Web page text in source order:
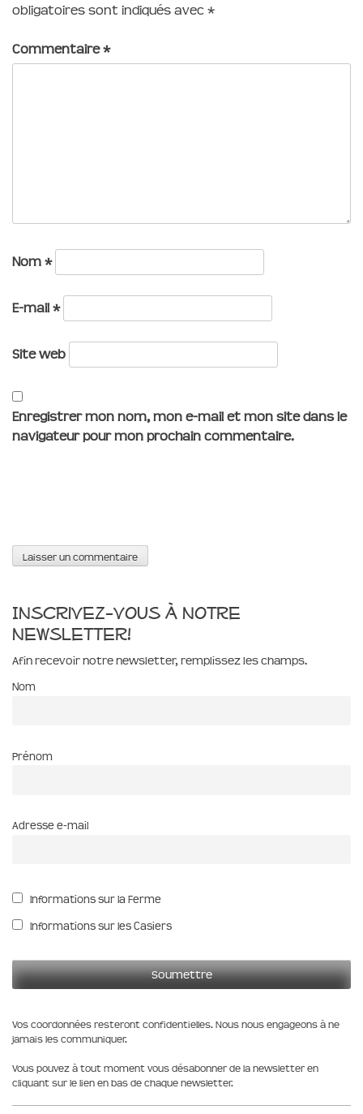
obligatoires sont indiqués avec *
Commentaire*
Nom *
E-mail *
Site web
Enregistrer mon nom, mon e-mail et mon site dans le
navigateur pour mon prochain commentaire.
Inscrivez-vous à notre
newsletter!
Afin recevoir notre newsletter, remplissez les champs.
Nom
Prénom
Adresse e-mail
Informations sur la Ferme
Informations sur les Casiers
Vos coordonnées resteront confidentielles. Nous nous engageons à ne
jamais les communiquer.
Vous pouvez à tout moment vous désabonner de la newsletter en
cliquant sur le lien en bas de chaque newsletter.